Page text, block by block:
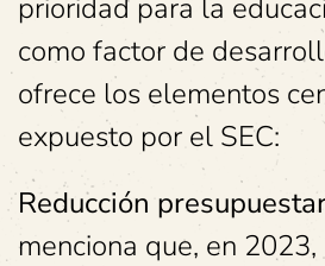
prioridad para la
como factor de
ofrece los elementos
expuesto por el SEC:
Reducción
menciona que, en